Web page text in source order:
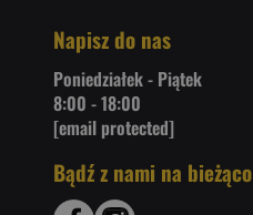
Napisz do nas
Poniedziałek - Piątek
8:00 - 18:00
[email protected]
Bądź z nami na bieżąco